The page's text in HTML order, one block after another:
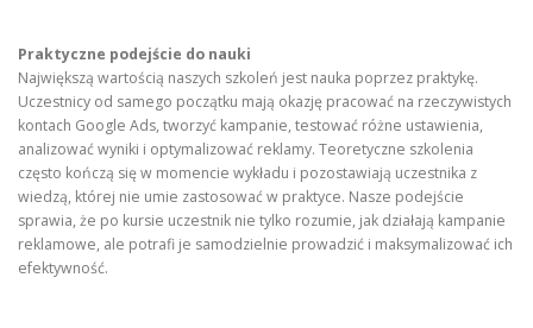
Praktyczne podejście do nauki
Największą wartością naszych szkoleń jest nauka poprzez praktykę.
Uczestnicy od samego początku mają okazję pracować na rzeczywistych
kontach Google Ads, tworzyć kampanie, testować różne ustawienia,
analizować wyniki i optymalizować reklamy. Teoretyczne szkolenia
często kończą się w momencie wykładu i pozostawiają uczestnika z
wiedzą, której nie umie zastosować w praktyce. Nasze podejście
sprawia, że po kursie uczestnik nie tylko rozumie, jak działają kampanie
reklamowe, ale potrafi je samodzielnie prowadzić i maksymalizować ich
efektywność.